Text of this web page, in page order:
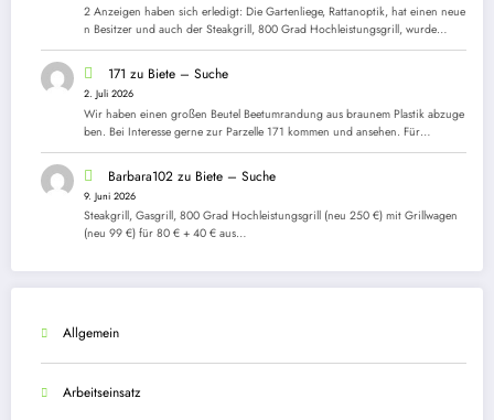
2 Anzeigen haben sich erledigt: Die Gartenliege, Rattanoptik, hat einen neue
n Besitzer und auch der Steakgrill, 800 Grad Hochleistungsgrill, wurde…
171 zu Biete – Suche
2. Juli 2026
Wir haben einen großen Beutel Beetumrandung aus braunem Plastik abzuge
ben. Bei Interesse gerne zur Parzelle 171 kommen und ansehen. Für…
Barbara102 zu Biete – Suche
9. Juni 2026
Steakgrill, Gasgrill, 800 Grad Hochleistungsgrill (neu 250 €) mit Grillwagen
(neu 99 €) für 80 € + 40 € aus…
Allgemein
Arbeitseinsatz